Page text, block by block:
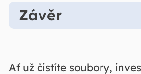
Závěr
Ať už čistíte soubory,